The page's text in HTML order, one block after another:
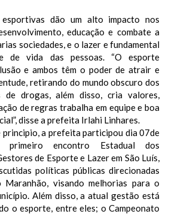
dão um alto impacto nos
educação e combate a
sociedades, e o lazer e fundamental
de vida das pessoas. “O esporte
e ambos têm o poder de atrair e
retirando do mundo obscuro dos
de drogas, além disso, cria valores,
de regras trabalha em equipe e boa
disse a prefeita Irlahi Linhares.
principio, a prefeita participou dia 07de
primeiro encontro Estadual dos
de Esporte e Lazer em São Luís,
políticas públicas direcionadas
visando melhorias para o
Além disso, a atual gestão está
o esporte, entre eles; o Campeonato